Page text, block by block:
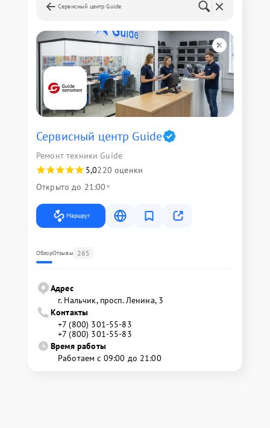
Сервисный центр Guide
Сервисный центр Guide
Ремонт техники Guide
5,0220 оценки
Открыто до 21:00
Маршрут
ОбзорОтзывы 265
Адрес
г. Нальчик, просп. Ленина, 3
Контакты
+7 (800) 301-55-83
+7 (800) 301-55-83
Время работы
Работаем с 09:00 до 21:00